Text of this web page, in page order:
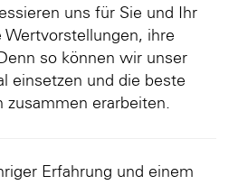
uns für Sie und Ihr
Wertvorstellungen, ihre
so können wir unser
einsetzen und die beste
zusammen erarbeiten.
Erfahrung und einem